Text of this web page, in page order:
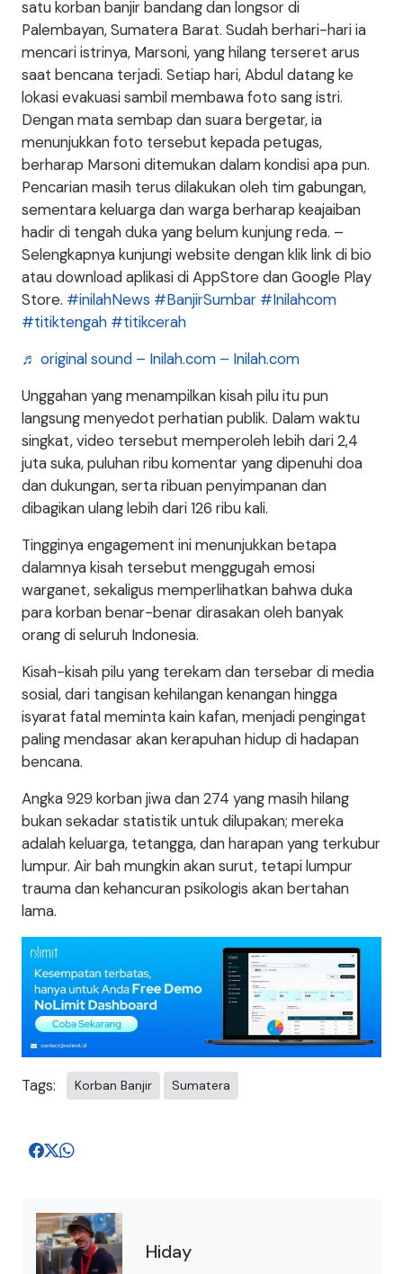
satu korban banjir bandang dan longsor di
Palembayan, Sumatera Barat. Sudah berhari-hari ia
mencari istrinya, Marsoni, yang hilang terseret arus
saat bencana terjadi.⁣ Setiap hari, Abdul datang ke
lokasi evakuasi sambil membawa foto sang istri.
Dengan mata sembap dan suara bergetar, ia
menunjukkan foto tersebut kepada petugas,
berharap Marsoni ditemukan dalam kondisi apa pun.⁣
Pencarian masih terus dilakukan oleh tim gabungan,
sementara keluarga dan warga berharap keajaiban
hadir di tengah duka yang belum kunjung reda. –
Selengkapnya kunjungi website dengan klik link di bio
atau download aplikasi di AppStore dan Google Play
Store. #inilahNews #BanjirSumbar #Inilahcom
#titiktengah #titikcerah
♬ original sound – Inilah.com – Inilah.com
Unggahan yang menampilkan kisah pilu itu pun
langsung menyedot perhatian publik. Dalam waktu
singkat, video tersebut memperoleh lebih dari 2,4
juta suka, puluhan ribu komentar yang dipenuhi doa
dan dukungan, serta ribuan penyimpanan dan
dibagikan ulang lebih dari 126 ribu kali.
Tingginya engagement ini menunjukkan betapa
dalamnya kisah tersebut menggugah emosi
warganet, sekaligus memperlihatkan bahwa duka
para korban benar-benar dirasakan oleh banyak
orang di seluruh Indonesia.
Kisah-kisah pilu yang terekam dan tersebar di media
sosial, dari tangisan kehilangan kenangan hingga
isyarat fatal meminta kain kafan, menjadi pengingat
paling mendasar akan kerapuhan hidup di hadapan
bencana.
Angka 929 korban jiwa dan 274 yang masih hilang
bukan sekadar statistik untuk dilupakan; mereka
adalah keluarga, tetangga, dan harapan yang terkubur
lumpur. Air bah mungkin akan surut, tetapi lumpur
trauma dan kehancuran psikologis akan bertahan
lama.
Tags: Korban Banjir Sumatera
Hiday